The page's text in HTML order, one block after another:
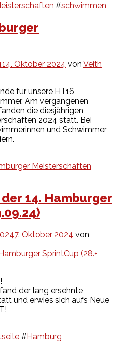
#schwimmen
14. Oktober 2024 von Veith
für unsere HT16
Am vergangenen
die diesjährigen
2024 statt. Bei
und Schwimmer
Meisterschaften
14. Hamburger
7. Oktober 2024 von
der lang ersehnte
und erwies sich aufs Neue
#Hamburg